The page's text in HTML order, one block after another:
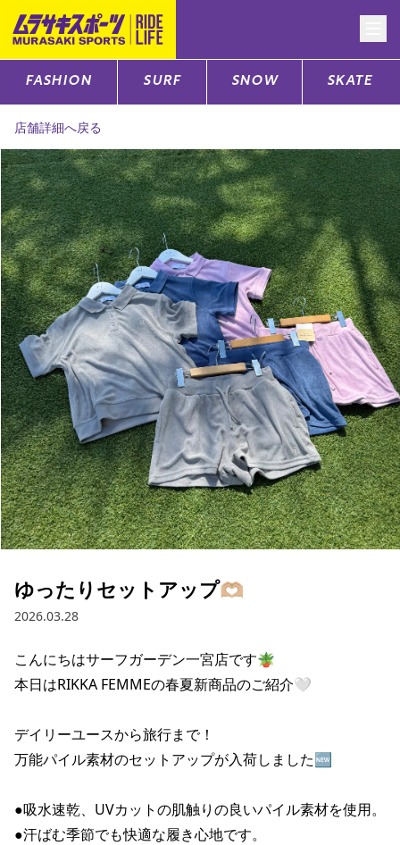
CATEGORY
サーフTOP
スノーTOP
スケートTOP
CONTENTS
ブランド一覧
特集一覧
スタッフスナップ
SUPPORT
ご利用ガイド
会員ランク
店頭受取サービス
ギフトラッピング
アフターサポート
下取り保証について
よくある質問
店舗一覧
ニュース
ポイント・クーポンもこのアプリで！
FASHION SURF SNOW SKATE
店舗詳細へ戻る
ゆったりセットアップ🫶🏼
2026.03.28
こんにちはサーフガーデン一宮店です🪴
本日はRIKKA FEMMEの春夏新商品のご紹介🤍
デイリーユースから旅行まで！
万能パイル素材のセットアップが入荷しました🆕
●吸水速乾、UVカットの肌触りの良いパイル素材を使用。
●汗ばむ季節でも快適な履き心地です。